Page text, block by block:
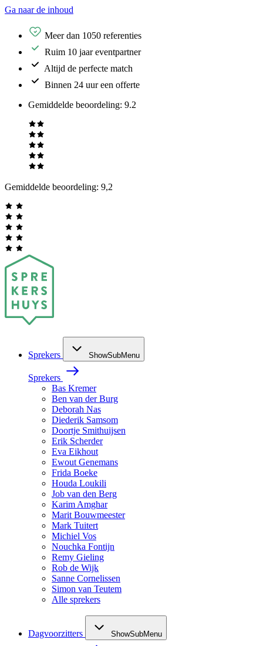
Ga naar de inhoud
Meer dan 1050 referenties
Ruim 10 jaar eventpartner
Altijd de perfecte match
Binnen 24 uur een offerte
Gemiddelde beoordeling: 9.2
Gemiddelde beoordeling: 9,2
Sprekers ShowSubMenu
Sprekers
Bas Kremer
Ben van der Burg
Deborah Nas
Diederik Samsom
Doortje Smithuijsen
Erik Scherder
Eva Eikhout
Ewout Genemans
Frida Boeke
Houda Loukili
Job van den Berg
Karim Amghar
Marit Bouwmeester
Mark Tuitert
Michiel Vos
Nouchka Fontijn
Remy Gieling
Rob de Wijk
Sanne Cornelissen
Simon van Teutem
Alle sprekers
Dagvoorzitters ShowSubMenu